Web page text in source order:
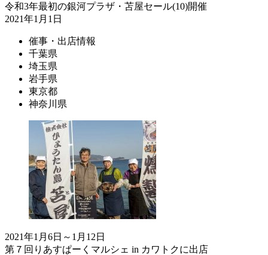
令和3年最初の銀河プラザ・苫屋セール(10)開催
2021年1月1日
催事・出店情報
千葉県
埼玉県
岩手県
東京都
神奈川県
2021年1月6日～1月12日
第７回りあすぱーくマルシェ in カワトクに出店